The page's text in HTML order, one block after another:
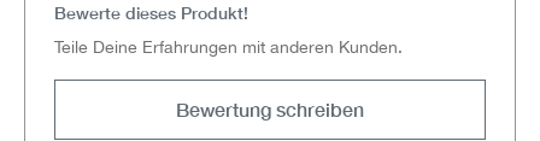
Bewerte dieses Produkt!
Teile Deine Erfahrungen mit anderen Kunden.
Bewertung schreiben